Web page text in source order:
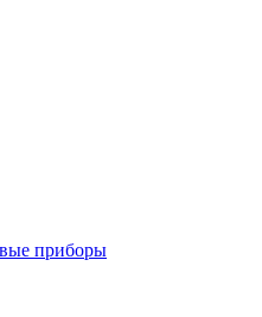
приборы